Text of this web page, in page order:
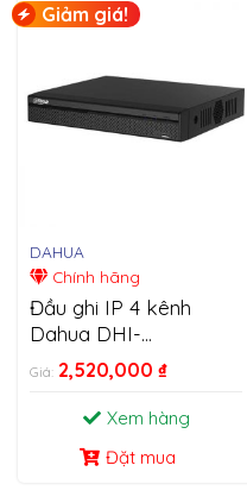
Giảm giá!
DAHUA
Chính hãng
Đầu ghi IP 4 kênh
Dahua DHI-
NVR4104HS-4KS2/L
Giá: 2,520,000 ₫
Xem hàng
Đặt mua